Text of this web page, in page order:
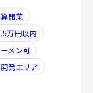
開業
万円以内
メン可
発エリア